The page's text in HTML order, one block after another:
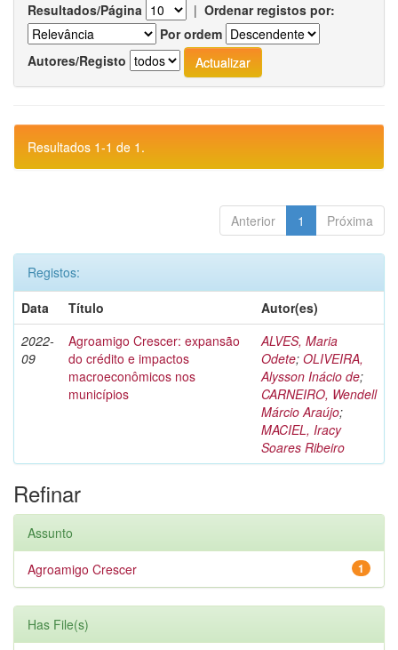
Resultados/Página | Ordenar registos por:
Por ordem
Autores/Registo
Resultados 1-1 de 1.
Anterior 1 Próxima
Registos:
Data
Título
Autor(es)
2022-
09
Agroamigo Crescer: expansão
do crédito e impactos
macroeconômicos nos
municípios
ALVES, Maria
Odete; OLIVEIRA,
Alysson Inácio de;
CARNEIRO, Wendell
Márcio Araújo;
MACIEL, Iracy
Soares Ribeiro
Refinar
Assunto
1
Agroamigo Crescer
Has File(s)